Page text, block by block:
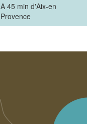
A 45 min d'Aix-en
Provence